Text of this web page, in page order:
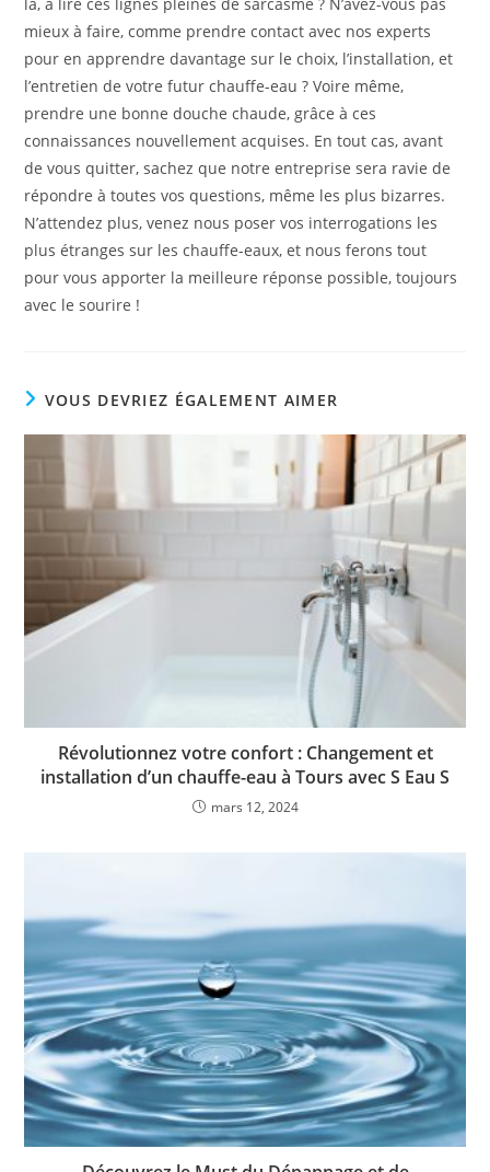
mieux à faire, comme prendre contact avec nos experts
pour en apprendre davantage sur le choix, l’installation, et
l’entretien de votre futur chauffe-eau ? Voire même,
prendre une bonne douche chaude, grâce à ces
connaissances nouvellement acquises. En tout cas, avant
de vous quitter, sachez que notre entreprise sera ravie de
répondre à toutes vos questions, même les plus bizarres.
N’attendez plus, venez nous poser vos interrogations les
plus étranges sur les chauffe-eaux, et nous ferons tout
pour vous apporter la meilleure réponse possible, toujours
avec le sourire !
VOUS DEVRIEZ ÉGALEMENT AIMER
Révolutionnez votre confort : Changement et
installation d’un chauffe-eau à Tours avec S Eau S
mars 12, 2024